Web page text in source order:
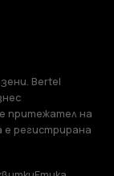
Bertel
притежател на
е регистрирана